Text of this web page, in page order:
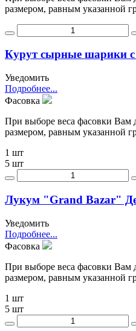
размером, равным указанной
Курут сырные шарики
Уведомить
Подробнее...
Фасовка
При выборе веса фасовки Вам
размером, равным указанной
1 шт
5 шт
Лукум "Grand Bazar"
Уведомить
Подробнее...
Фасовка
При выборе веса фасовки Вам
размером, равным указанной
1 шт
5 шт